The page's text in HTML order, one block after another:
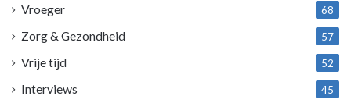
Vroeger 68
Zorg & Gezondheid 57
Vrije tijd 52
Interviews 45